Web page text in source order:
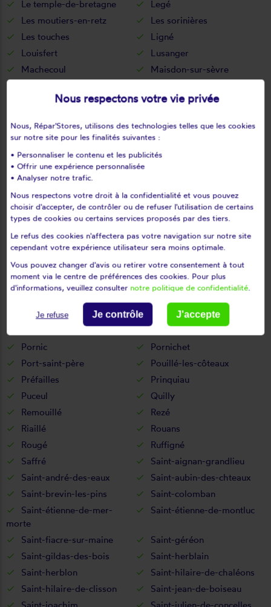
Le temple-de-bretagne
Legé
Les moutiers-en-retz
Les sorinières
Les touches
Ligné
Louisfert
Lusanger
Machecoul
Maisdon-sur-sèvre
Massérac
Mauves-sur-loire
Missillac
Moisdon-la-rivière
Monnières
Montbert
Montoir-de-bretagne
Mouais
Mouzillon
Nantes
Nort-sur-erdre
Notre-dame-des-landes
Noyal-sur-brutz
Nozay
Orvault
Oudon
Paimboeuf
Pannecé
Paulx
Petit-auverné
Piriac-sur-mer
Plessé
Pont-saint-martin
Pontchâteau
Pornic
Pornichet
Port-saint-père
Pouillé-les-côteaux
Préfailles
Prinquiau
Puceul
Quilly
Remouillé
Rezé
Riaillé
Rouans
Rougé
Ruffigné
Saffré
Saint-aignan-grandlieu
Saint-andré-des-eaux
Saint-aubin-des-chteaux
Saint-brevin-les-pins
Saint-colomban
Saint-étienne-de-mer-
morte
Saint-étienne-de-montluc
Saint-fiacre-sur-maine
Saint-géréon
Saint-gildas-des-bois
Saint-herblain
Saint-herblon
Saint-hilaire-de-chaléons
Saint-hilaire-de-clisson
Saint-jean-de-boiseau
Nous respectons votre vie privée
Nous, Répar'Stores, utilisons des technologies telles que les cookies
sur notre site pour les finalités suivantes :
• Personnaliser le contenu et les publicités
• Offrir une expérience personnalisée
• Analyser notre trafic.
Nous respectons votre droit à la confidentialité et vous pouvez
choisir d'accepter, de contrôler ou de refuser l'utilisation de certains
types de cookies ou certains services proposés par des tiers.
Le refus des cookies n'affectera pas votre navigation sur notre site
cependant votre expérience utilisateur sera moins optimale.
Vous pouvez changer d'avis ou retirer votre consentement à tout
moment via le centre de préférences des cookies. Pour plus
d'informations, veuillez consulter notre politique de confidentialité.
Je refuse Je contrôle J'accepte